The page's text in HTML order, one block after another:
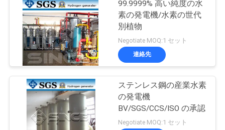
99.9999% 高い純度の水
素の発電機/水素の世代
別植物
Negotiate MOQ:1 セット
連絡先
ステンレス鋼の産業水素
の発電機
BV/SGS/CCS/ISO の承認
Negotiate MOQ:1 セット